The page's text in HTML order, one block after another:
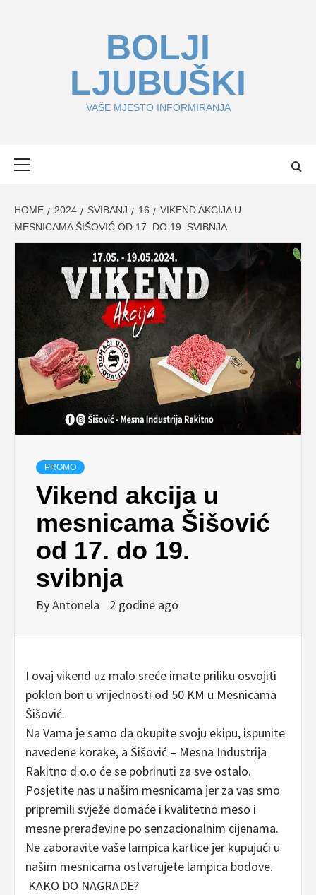
BOLJI
LJUBUŠKI
VAŠE MJESTO INFORMIRANJA
HOME 2024 SVIBANJ 16
VIKEND AKCIJA U
MESNICAMA ŠIŠOVIĆ OD 17. DO 19. SVIBNJA
PROMO
Vikend akcija u
mesnicama Šišović
od 17. do 19.
svibnja
ByAntonela 2 godine ago
I ovaj vikend uz malo sreće imate priliku osvojiti
poklon bon u vrijednosti od 50 KM u Mesnicama
Šišović.
Na Vama je samo da okupite svoju ekipu, ispunite
navedene korake, a Šišović – Mesna Industrija
Rakitno d.o.o će se pobrinuti za sve ostalo.
Posjetite nas u našim mesnicama jer za vas smo
pripremili svježe domaće i kvalitetno meso i
mesne prerađevine po senzacionalnim cijenama.
Ne zaboravite vaše lampica kartice jer kupujući u
našim mesnicama ostvarujete lampica bodove.
KAKO DO NAGRADE?